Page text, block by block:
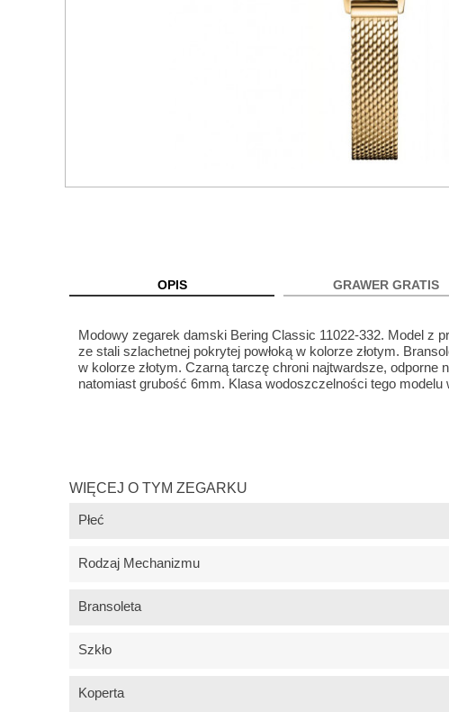
OPIS GRAWER GRATIS
Modowy zegarek damski Bering Classic 11022-332. Model z
ze stali szlachetnej pokrytej powłoką w kolorze złotym.
w kolorze złotym. Czarną tarczę chroni najtwardsze,
natomiast grubość 6mm. Klasa wodoszczelności tego modelu
WIĘCEJ O TYM ZEGARKU
Płeć
Rodzaj Mechanizmu
Bransoleta
Szkło
Koperta